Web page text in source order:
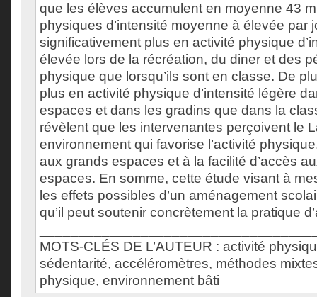
que les élèves accumulent en moyenne 43
physiques d’intensité moyenne à élevée par
significativement plus en activité physique
élevée lors de la récréation, du diner et des
physique que lorsqu’ils sont en classe. De
plus en activité physique d’intensité légère
espaces et dans les gradins que dans la
révèlent que les intervenantes perçoivent le
environnement qui favorise l’activité
aux grands espaces et à la facilité d’accès
espaces. En somme, cette étude visant à
les effets possibles d’un aménagement
qu’il peut soutenir concrètement la pratique
MOTS-CLÉS DE L’AUTEUR : activité
sédentarité, accéléromètres, méthodes
physique, environnement bâti